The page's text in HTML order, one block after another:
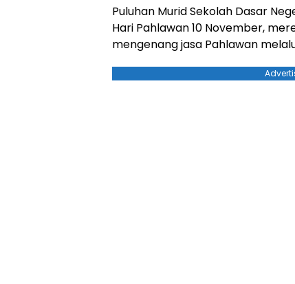
Puluhan Murid Sekolah Dasar
Hari Pahlawan 10 November,
mengenang jasa Pahlawan